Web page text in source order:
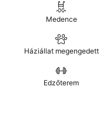
Medence
Háziállat megengedett
Edzőterem